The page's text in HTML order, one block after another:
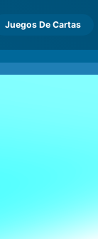
Juegos De Cartas